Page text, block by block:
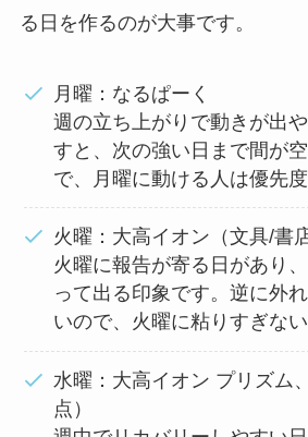
る日を作るのが大事です。
月曜：なるぱーく
週の立ち上がりで動きが出
すと、次の強い日まで間が
で、月曜に動ける人は優先度
火曜：大高イオン（文具/書
火曜に報告が寄る日があり
って出る印象です。逆に外
いので、火曜に粘りすぎな
水曜：大高イオン プリズム
点）